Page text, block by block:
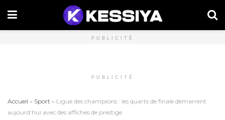
PUBLICITÉ
PUBLICITÉ
Accueil » Sport » Ligue des champions : les quarts de finale démarrent
aujourd’hui avec des affiches de prestige